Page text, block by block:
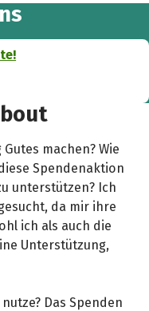
machen? Wie
Spendenaktion
unterstützen? Ich
da mir ihre
ich als auch die
Unterstützung,
Das Spenden